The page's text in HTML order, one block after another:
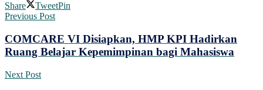
Share
TweetPin
Previous Post
COMCARE VI Disiapkan, HMP KPI Hadirkan
Ruang Belajar Kepemimpinan bagi Mahasiswa
Next Post